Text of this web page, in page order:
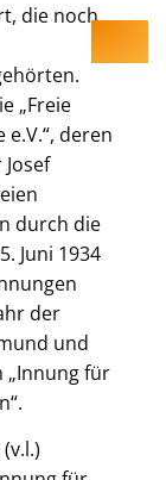
die noch
„Freie
deren
durch die
Juni 1934
der
und
„Innung für